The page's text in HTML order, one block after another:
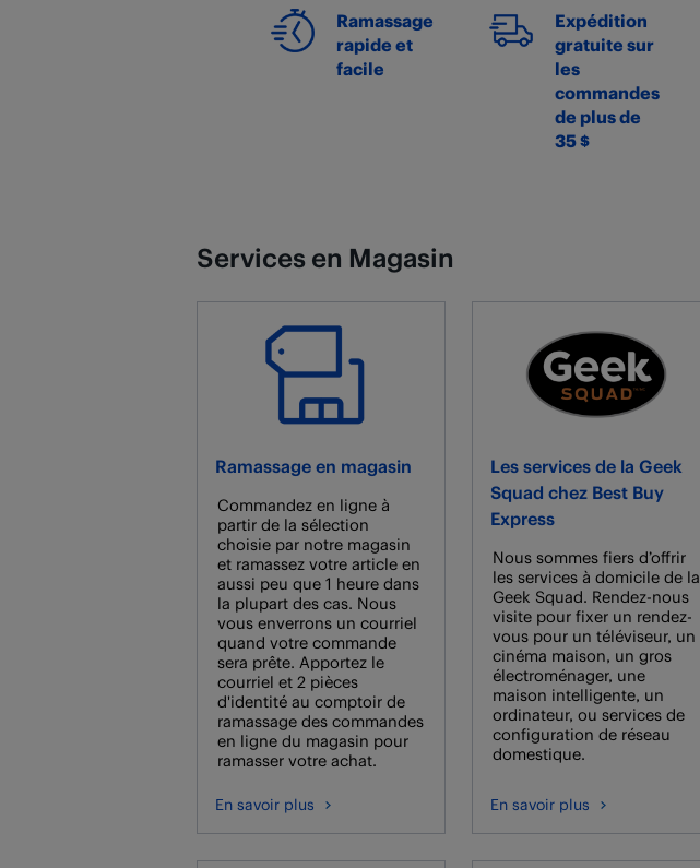
Ramassage
rapide et
facile
Expédition
gratuite sur
les
commandes
de plus de
35 $
Services en Magasin
Ramassage en magasin
Commandez en ligne à
partir de la sélection
choisie par notre magasin
et ramassez votre article en
aussi peu que 1 heure dans
la plupart des cas. Nous
vous enverrons un courriel
quand votre commande
sera prête. Apportez le
courriel et 2 pièces
d'identité au comptoir de
ramassage des commandes
en ligne du magasin pour
ramasser votre achat.
En savoir plus
Les services de la Geek
Squad chez Best Buy
Express
Nous sommes fiers d’offrir
les services à domicile de la
Geek Squad. Rendez-nous
visite pour fixer un rendez-
vous pour un téléviseur, un
cinéma maison, un gros
électroménager, une
maison intelligente, un
ordinateur, ou services de
configuration de réseau
domestique.
En savoir plus